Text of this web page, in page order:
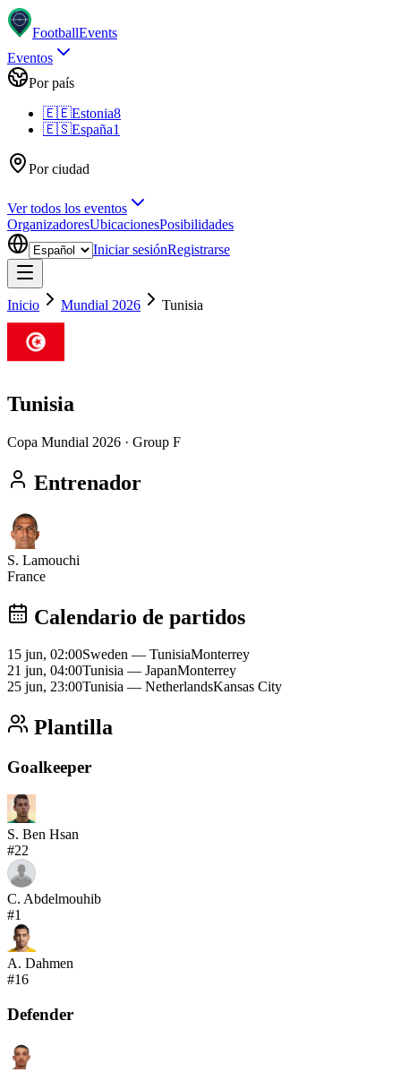
FootballEvents
Eventos
Por país
🇪🇪Estonia8
🇪🇸España1
Por ciudad
Ver todos los eventos
OrganizadoresUbicacionesPosibilidades
Iniciar sesiónRegistrarse
Inicio Mundial 2026 Tunisia
Tunisia
Copa Mundial 2026 · Group F
Entrenador
S. Lamouchi
France
Calendario de partidos
15 jun, 02:00Sweden — TunisiaMonterrey
21 jun, 04:00Tunisia — JapanMonterrey
25 jun, 23:00Tunisia — NetherlandsKansas City
Plantilla
Goalkeeper
S. Ben Hsan
#22
C. Abdelmouhib
#1
A. Dahmen
#16
Defender